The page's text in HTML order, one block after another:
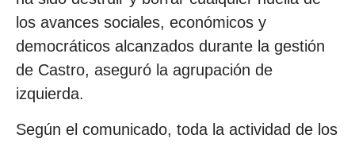
los avances sociales, económicos y
democráticos alcanzados durante la gestión
de Castro, aseguró la agrupación de
izquierda.
Según el comunicado, toda la actividad de los